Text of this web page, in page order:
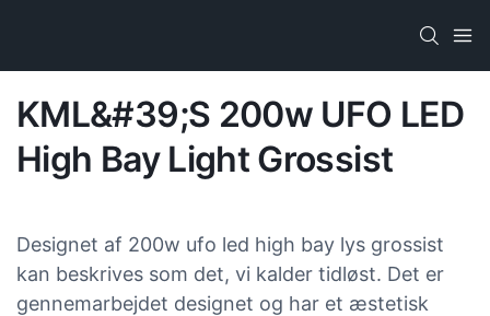
KML&#39;s 200w UFO LED
High Bay Light Grossist
Designet af 200w ufo led high bay lys grossist
kan beskrives som det, vi kalder tidløst. Det er
gennemarbejdet designet og har et æstetisk